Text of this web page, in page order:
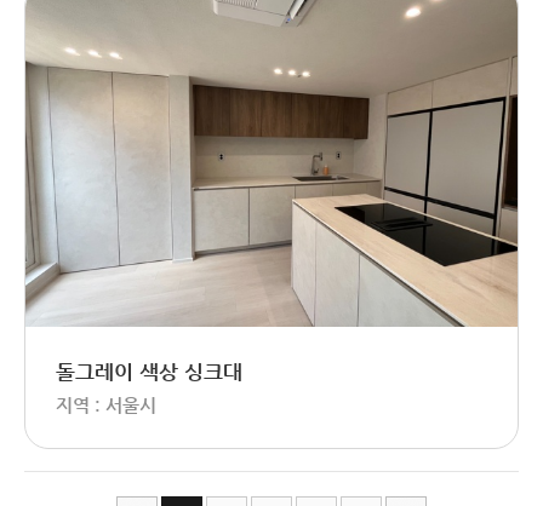
돌그레이 색상 싱크대
지역 : 서울시